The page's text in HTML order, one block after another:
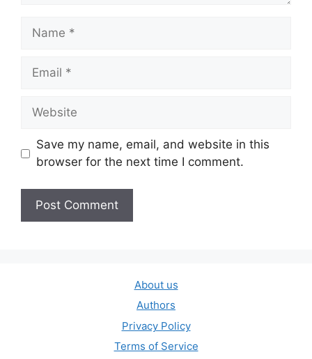
Name
Email
Website
Save my name, email, and website in this
browser for the next time I comment.
About us
Authors
Privacy Policy
Terms of Service